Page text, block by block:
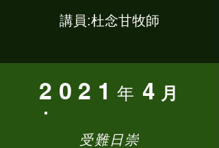
講員:杜念甘牧師
2021年4 月
受難日崇